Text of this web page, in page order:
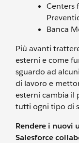
Centers
Banca
Più avanti
esterni e come
sguardo ad
di lavoro e
esterni cambia il
tutti ogni tipo di
Rendere i nuovi
Salesforce